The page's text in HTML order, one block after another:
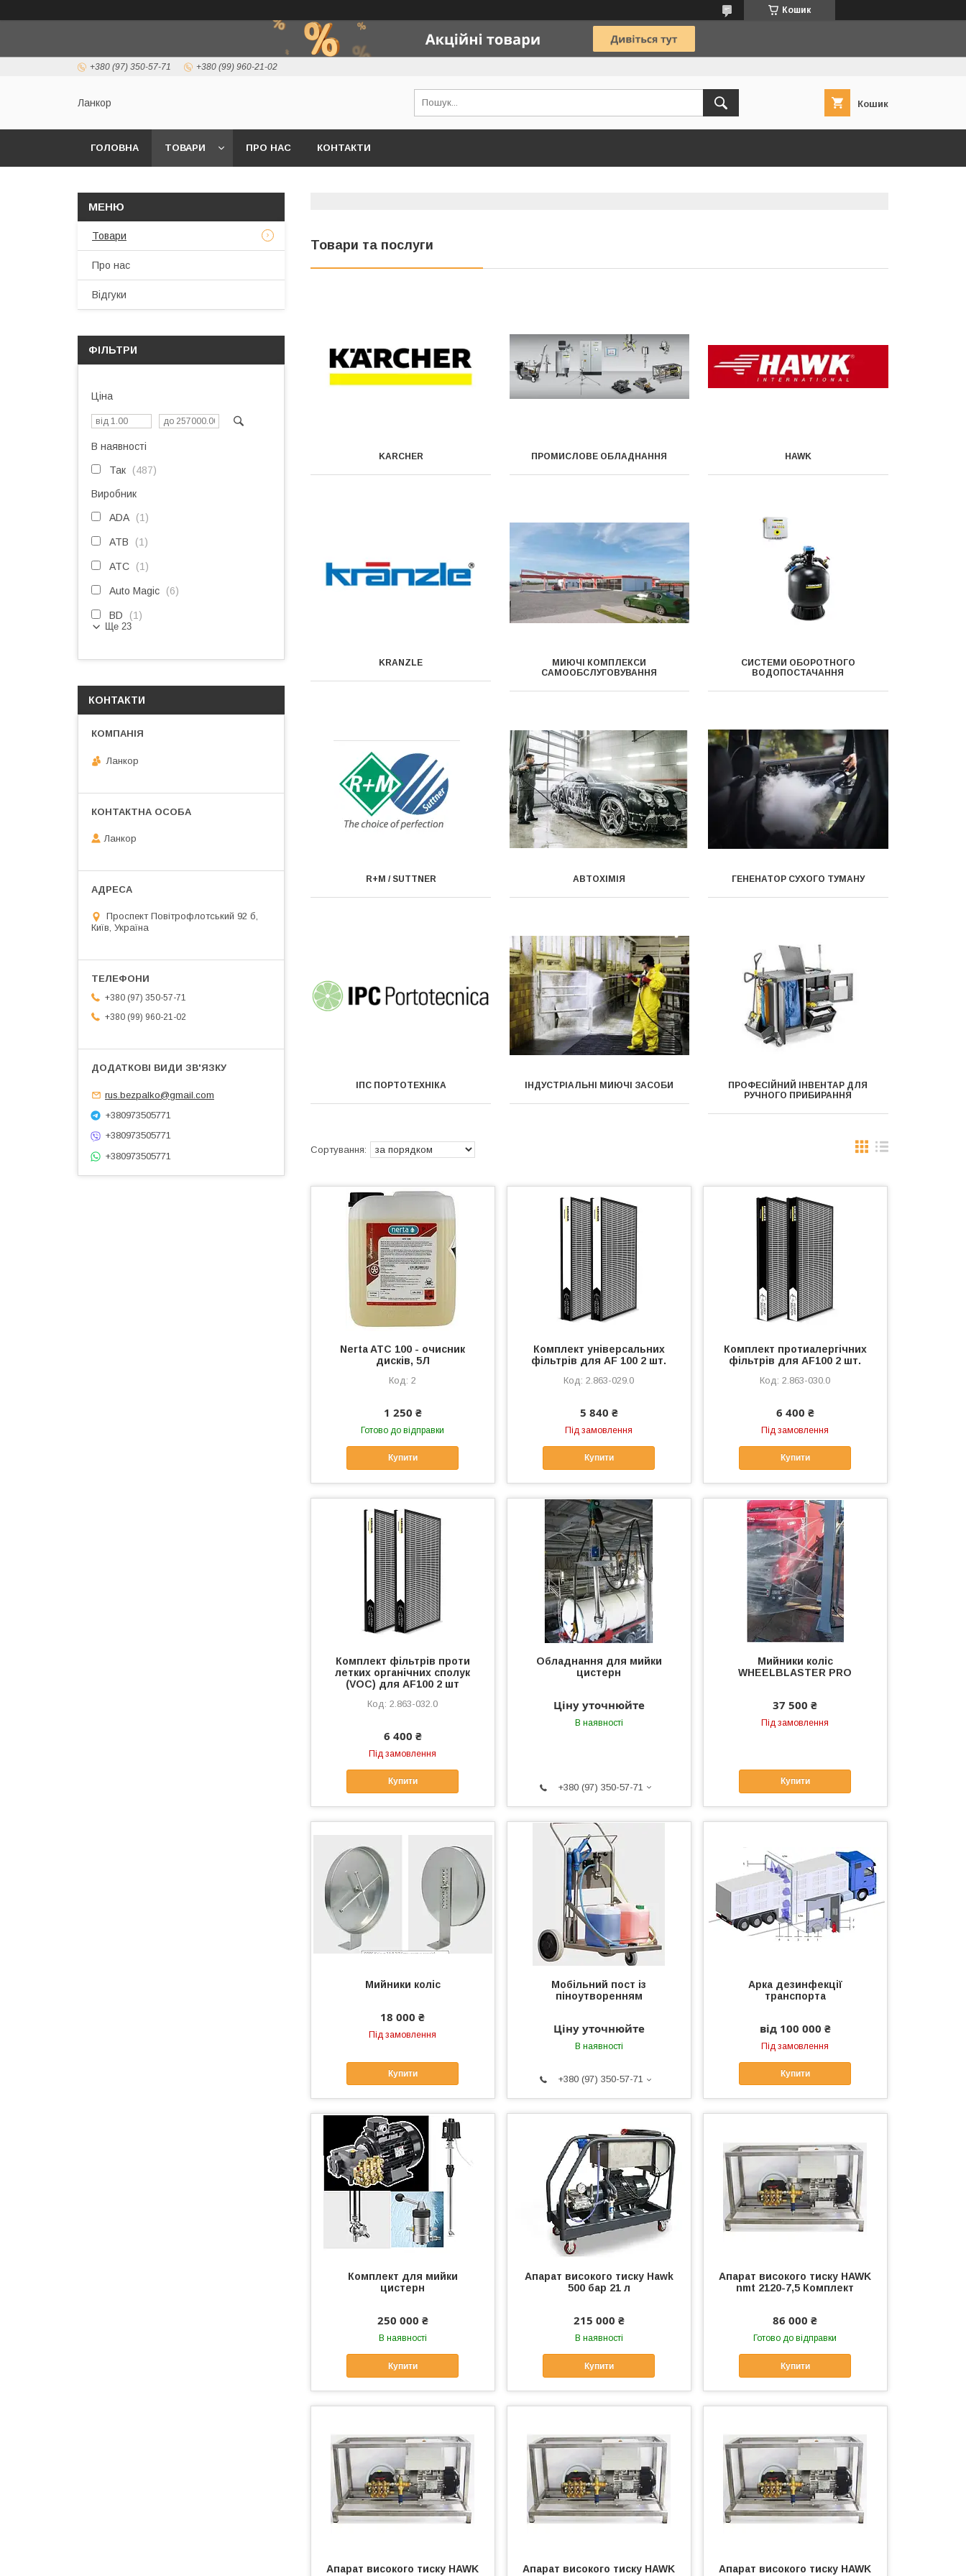
Кошик
+380 (97) 350-57-71 +380 (99) 960-21-02
Ланкор Кошик
ГОЛОВНА ТОВАРИ ПРО НАС КОНТАКТИ
Товари та послуги
KARCHER ПРОМИСЛОВЕ ОБЛАДНАННЯ HAWK
KRANZLE
МИЮЧІ КОМПЛЕКСИ
САМООБСЛУГОВУВАННЯ
СИСТЕМИ ОБОРОТНОГО
ВОДОПОСТАЧАННЯ
R+M / SUTTNER АВТОХІМІЯ ГЕНЕНАТОР СУХОГО ТУМАНУ
ІПС ПОРТОТЕХНІКА ІНДУСТРІАЛЬНІ МИЮЧІ ЗАСОБИ
ПРОФЕСІЙНИЙ ІНВЕНТАР ДЛЯ
РУЧНОГО ПРИБИРАННЯ
Nerta ATC 100 - очисник
дисків, 5Л
2
1 250 ₴
Готово до відправки
Купити
Комплект універсальних
фільтрів для AF 100 2 шт.
2.863-029.0
5 840 ₴
Під замовлення
Купити
Комплект протиалергічних
фільтрів для AF100 2 шт.
2.863-030.0
6 400 ₴
Під замовлення
Купити
Комплект фільтрів проти
летких органічних сполук
(VOC) для AF100 2 шт
2.863-032.0
6 400 ₴
Під замовлення
Купити
Обладнання для мийки
цистерн
Ціну уточнюйте
В наявності
+380 (97) 350-57-71
Мийники коліс
WHEELBLASTER PRO
37 500 ₴
Під замовлення
Купити
Мийники коліс
18 000 ₴
Під замовлення
Купити
Мобільний пост із
піноутворенням
Ціну уточнюйте
В наявності
+380 (97) 350-57-71
Арка дезинфекції
транспорта
від 100 000 ₴
Під замовлення
Купити
Комплект для мийки
цистерн
250 000 ₴
В наявності
Купити
Апарат високого тиску Hawk
500 бар 21 л
215 000 ₴
В наявності
Купити
Апарат високого тиску HAWK
nmt 2120-7,5 Комплект
86 000 ₴
Готово до відправки
Купити
Апарат високого тиску HAWK
Апарат високого тиску HAWK
Апарат високого тиску HAWK
Товари
Про нас
Відгуки
ФІЛЬТРИ
Ціна
В наявності
Так 487
Виробник
ADA 1
ATB 1
ATC 1
Auto Magic 6
BD 1
Ще 23
КОНТАКТИ
Ланкор
Ланкор
Проспект Повітрофлотський 92 б,
Київ, Україна
+380 (97) 350-57-71
+380 (99) 960-21-02
rus.bezpalko@gmail.com
+380973505771
+380973505771
+380973505771